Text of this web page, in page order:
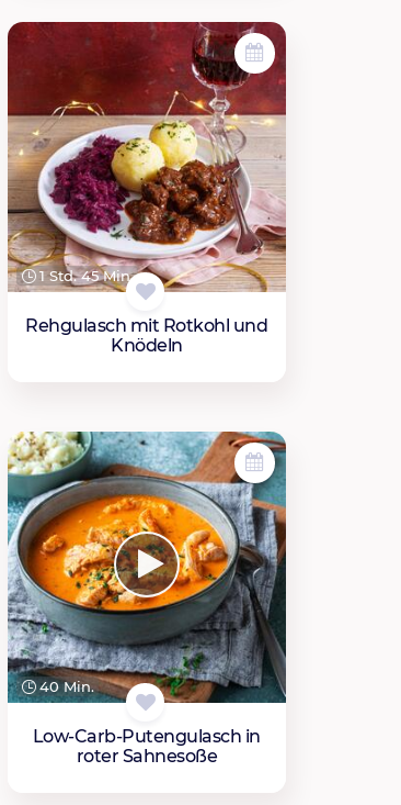
1 Std. 45 Min.
Rehgulasch mit Rotkohl und
Knödeln
40 Min.
Low-Carb-Putengulasch in
roter Sahnesoße